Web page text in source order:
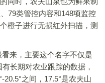
79类管控内容和148项监控
橙子进行无损红外扫描，测
来，主要这个名字不仅是
长期对农业跟踪的数据，
之间，17.5°是农夫山